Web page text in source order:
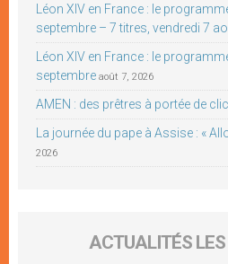
Léon XIV en France : le
septembre – 7 titres, vendredi 7
Léon XIV en France : le
septembre août 7, 2026
AMEN : des prêtres à portée de clic
La journée du pape à Assise : «
2026
ACTUALITÉS LES